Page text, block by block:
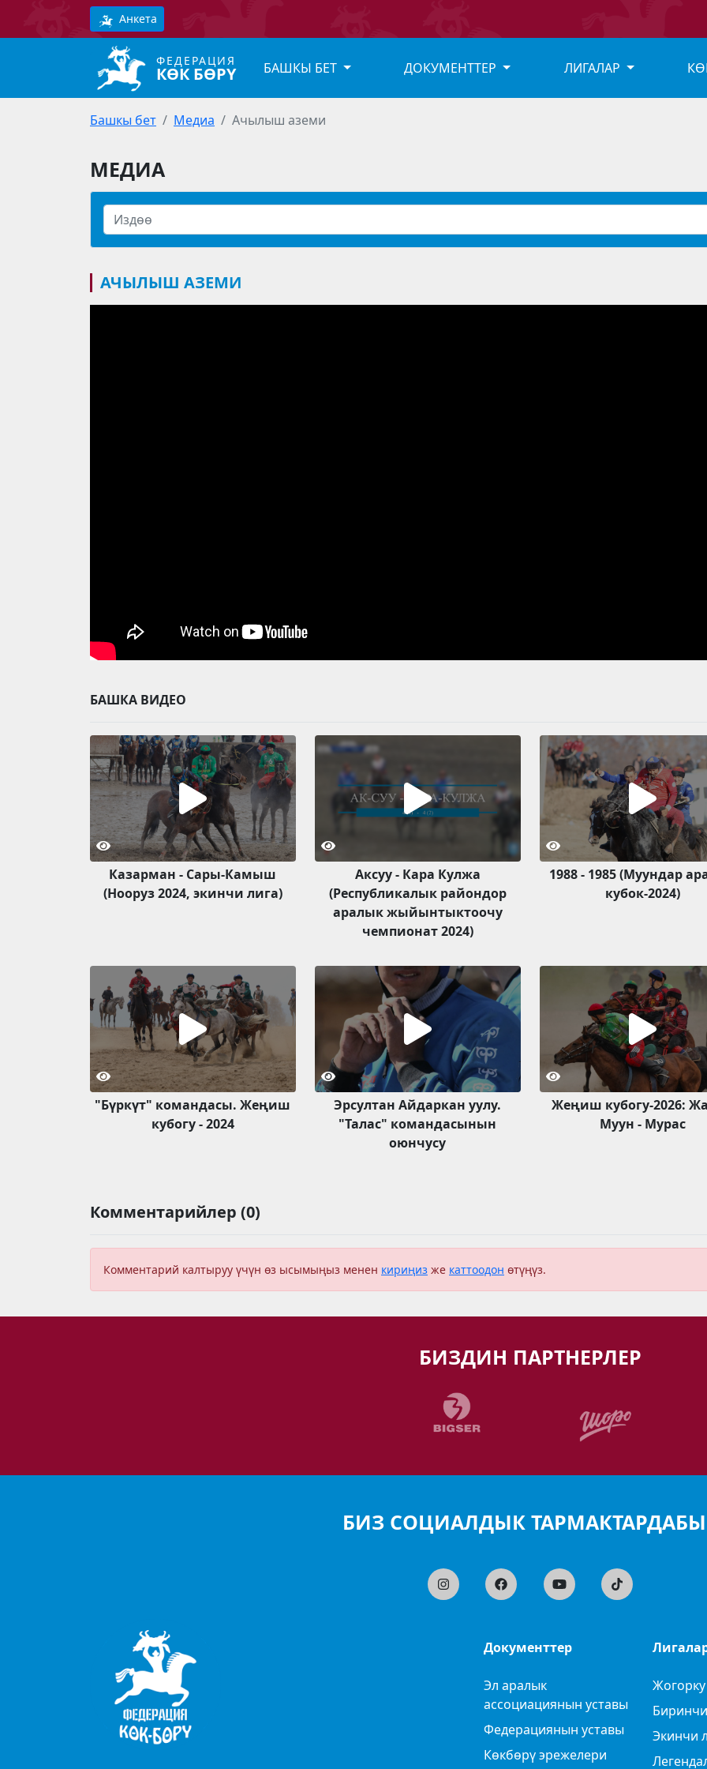
Анкета
ФЕДЕРАЦИЯ
КӨК БӨРҮ БАШКЫ БЕТ ДОКУМЕНТТЕР ЛИГАЛАР
Башкы бет Медиа Ачылыш аземи
МЕДИА
АЧЫЛЫШ АЗЕМИ
БАШКА ВИДЕО
Казарман - Сары-Камыш
(Нооруз 2024, экинчи лига)
Аксуу - Кара Кулжа
(Республикалык райондор
аралык жыйынтыктоочу
чемпионат 2024)
1988 - 1985 (Муундар
кубок-2024)
"Бүркүт" командасы. Жеңиш
кубогу - 2024
Эрсултан Айдаркан уулу.
"Талас" командасынын
оюнчусу
Жеңиш кубогу-2026:
Муун - Мурас
Комментарийлер (0)
Комментарий калтыруу үчүн өз ысымыңыз менен кириңиз же каттоодон өтүңүз.
БИЗДИН ПАРТНЕРЛЕР
БИЗ СОЦИАЛДЫК
Документтер
Эл аралык
ассоциациянын уставы
Федерациянын уставы
Көкбөрү эрежелери
Жогорку
Экинчи